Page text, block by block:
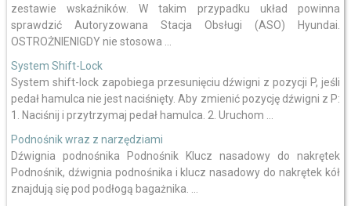
zestawie wskaźników. W takim przypadku układ powinna
sprawdzić Autoryzowana Stacja Obsługi (ASO) Hyundai.
OSTROŻNIENIGDY nie stosowa ...
System Shift-Lock
System shift-lock zapobiega przesunięciu dźwigni z pozycji P, jeśli
pedał hamulca nie jest naciśnięty. Aby zmienić pozycję dźwigni z P:
1. Naciśnij i przytrzymaj pedał hamulca. 2. Uruchom ...
Podnośnik wraz z narzędziami
Dźwignia podnośnika Podnośnik Klucz nasadowy do nakrętek
Podnośnik, dźwignia podnośnika i klucz nasadowy do nakrętek kół
znajdują się pod podłogą bagażnika. ...